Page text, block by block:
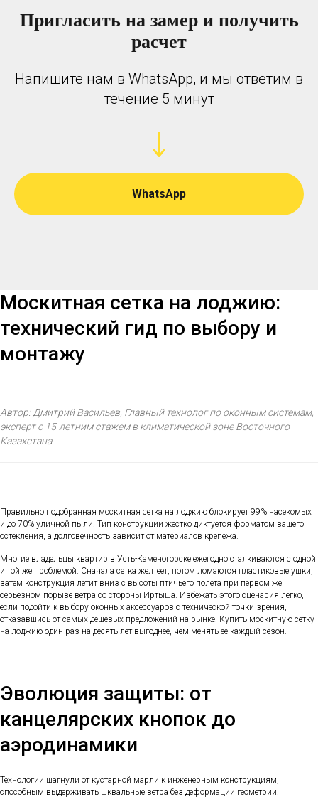
Пригласить на замер и получить
расчет
Напишите нам в WhatsApp, и мы ответим в
течение 5 минут
WhatsApp
Москитная сетка на лоджию:
технический гид по выбору и
монтажу
Автор: Дмитрий Васильев, Главный технолог по оконным системам,
эксперт с 15-летним стажем в климатической зоне Восточного
Казахстана.
Правильно подобранная москитная сетка на лоджию блокирует 99% насекомых
и до 70% уличной пыли. Тип конструкции жестко диктуется форматом вашего
остекления, а долговечность зависит от материалов крепежа.
Многие владельцы квартир в Усть-Каменогорске ежегодно сталкиваются с одной
и той же проблемой. Сначала сетка желтеет, потом ломаются пластиковые ушки,
затем конструкция летит вниз с высоты птичьего полета при первом же
серьезном порыве ветра со стороны Иртыша. Избежать этого сценария легко,
если подойти к выбору оконных аксессуаров с технической точки зрения,
отказавшись от самых дешевых предложений на рынке. Купить москитную сетку
на лоджию один раз на десять лет выгоднее, чем менять ее каждый сезон.
Эволюция защиты: от
канцелярских кнопок до
аэродинамики
Технологии шагнули от кустарной марли к инженерным конструкциям,
способным выдерживать шквальные ветра без деформации геометрии.